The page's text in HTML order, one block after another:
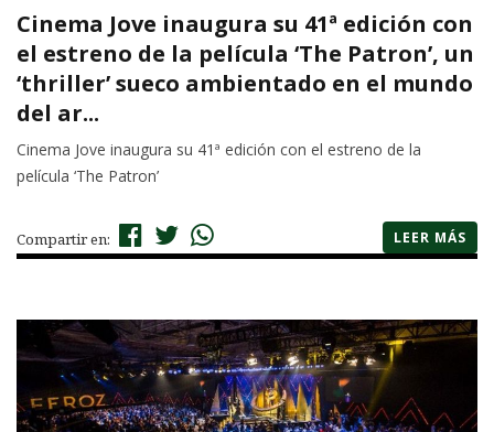
Cinema Jove inaugura su 41ª edición con
el estreno de la película ‘The Patron’, un
‘thriller’ sueco ambientado en el mundo
del ar...
Cinema Jove inaugura su 41ª edición con el estreno de la
película ‘The Patron’
Compartir en: LEER MÁS